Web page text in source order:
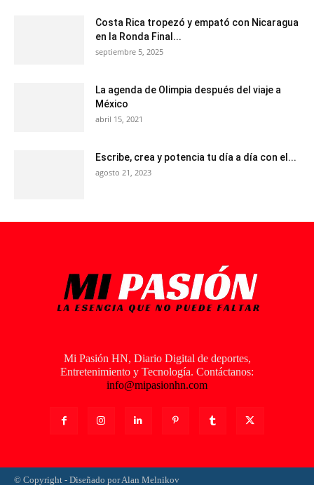
Costa Rica tropezó y empató con Nicaragua
en la Ronda Final...
septiembre 5, 2025
La agenda de Olimpia después del viaje a
México
abril 15, 2021
Escribe, crea y potencia tu día a día con el...
agosto 21, 2023
Mi Pasión HN, Diario Digital de deportes,
Entretenimiento y Tecnología. Contáctanos:
info@mipasionhn.com
© Copyright - Diseñado por Alan Melnikov